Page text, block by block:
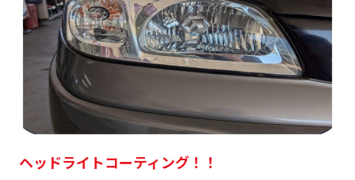
ヘッドライトコーティング！！